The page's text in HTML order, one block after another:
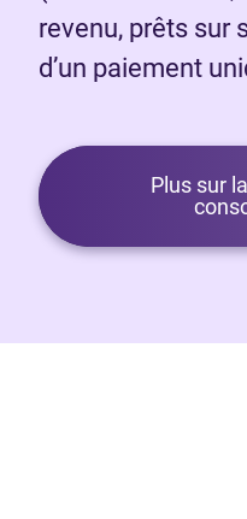
revenu, prêts sur
d’un paiement
Plus sur